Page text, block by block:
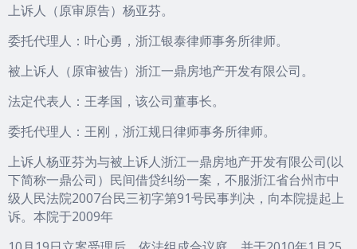
上诉人（原审原告）杨亚芬。
委托代理人：叶心勇，浙江银泰律师事务所律师。
被上诉人（原审被告）浙江一鼎房地产开发有限公司。
法定代表人：王孝国，该公司董事长。
委托代理人：王刚，浙江规日律师事务所律师。
上诉人杨亚芬为与被上诉人浙江一鼎房地产开发有限公司(以
下简称一鼎公司）民间借贷纠纷一案，不服浙江省台州市中
级人民法院2007台民三初字第91号民事判决，向本院提起上
诉。本院于2009年